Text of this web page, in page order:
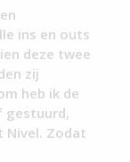
ins en outs
deze twee
zij
heb ik de
gestuurd,
Nivel. Zodat